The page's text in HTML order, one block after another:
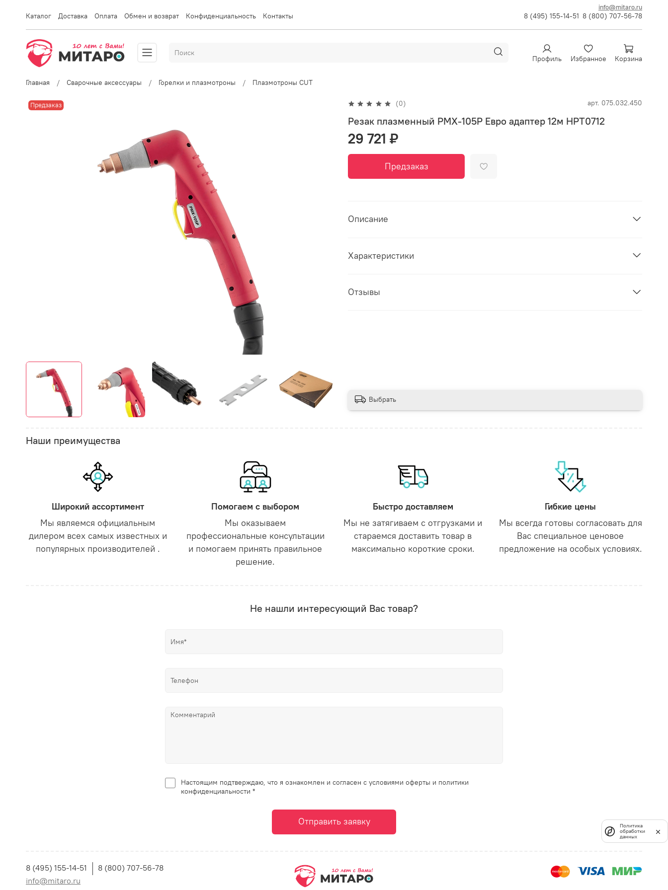
info@mitaro.ru
Каталог Доставка Оплата Обмен и возврат Конфиденциальность Контакты 8 (495) 155-14-51 8 (800) 707-56-78
Профиль Избранное Корзина
Главная Сварочные аксессуары Горелки и плазмотроны Плазмотроны CUT
Предзаказ (0) арт. 075.032.450
Резак плазменный PMX-105P Евро адаптер 12м HPT0712
29 721 ₽
Предзаказ
Описание
Характеристики
Отзывы
Выбрать
Наши преимущества
Широкий ассортимент
Мы являемся официальным
дилером всех самых известных и
популярных производителей .
Помогаем с выбором
Мы оказываем
профессиональные консультации
и помогаем принять правильное
решение.
Быстро доставляем
Мы не затягиваем с отгрузками и
стараемся доставить товар в
максимально короткие сроки.
Гибкие цены
Мы всегда готовы согласовать для
Вас специальное ценовое
предложение на особых условиях.
Не нашли интересующий Вас товар?
Настоящим подтверждаю, что я ознакомлен и согласен с условиями оферты и политики
конфиденциальности *
Отправить заявку
8 (495) 155-14-51
8 (800) 707-56-78
info@mitaro.ru
Политика
обработки
данных